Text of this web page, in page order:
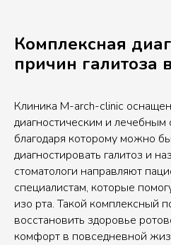
Комплексная
причин галитоза
Клиника M-arch-clinic
диагностическим и лечебным
благодаря которому можно
диагностировать галитоз и
стоматологи направляют
специалистам, которые
изо рта. Такой комплексный
восстановить здоровье
комфорт в повседневной